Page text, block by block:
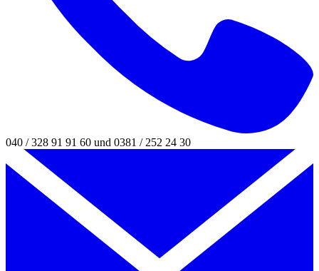
040 / 328 91 91 60 und 0381 / 252 24 30